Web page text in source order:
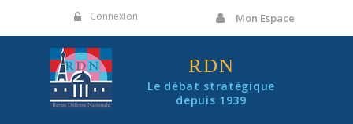
Connexion Mon Espace
RDN
Le débat stratégique
depuis 1939